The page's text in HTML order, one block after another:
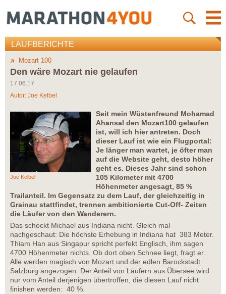
LAUFBERICHTE
Mozart 100
Den wäre Mozart nie gelaufen
17.06.17
Autor: Joe Kelbel
Joe Kelbel
Seit mein Wüstenfreund Mohamad
Ahansal den Mozart100 gelaufen
ist, will ich hier antreten. Doch
dieser Lauf ist wie ein Flugportal:
Je länger man wartet, je öfter man
auf die Website geht, desto höher
geht es. Dieses Jahr sind schon
105 Kilometer mit 4700
Höhenmeter angesagt, 85 %
Trailanteil. Im Gegensatz zu dem Lauf, der gleichzeitig in
Grainau stattfindet, trennen ambitionierte Cut-Off- Zeiten
die Läufer von den Wanderern.
Das schockt Michael aus Indiana nicht. Gleich mal
nachgeschaut: Die höchste Erhebung in Indiana hat 383 Meter.
Thiam Han aus Singapur spricht perfekt Englisch, ihm sagen
4700 Höhenmeter nichts. Ob dort oben Schnee liegt, fragt er.
Alle werden magisch von Mozart und der edlen Barockstadt
Salzburg angezogen. Der Anteil von Läufern aus Übersee wird
nur vom Anteil derjenigen übertroffen, die diesen Lauf nicht
finishen werden: 40 %.